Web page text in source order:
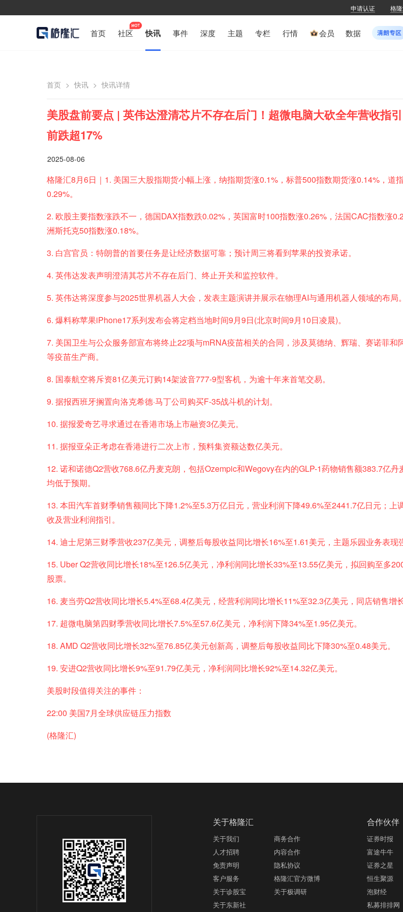
申请认证 格
首页 社区 快讯 事件 深度 主题 专栏 行情 会员 数据
首页 > 快讯 > 快讯详情
美股盘前要点 | 英伟达澄清芯片不存在后门！超微电脑大砍全年营收指
前跌超17%
2025-08-06
格隆汇8月6日｜1. 美国三大股指期货小幅上涨，纳指期货涨0.1%，标普500指数期货涨0.14%，道
0.29%。
2. 欧股主要指数涨跌不一，德国DAX指数跌0.02%，英国富时100指数涨0.26%，法国CAC指数涨
洲斯托克50指数涨0.18%。
3. 白宫官员：特朗普的首要任务是让经济数据可靠；预计周三将看到苹果的投资承诺。
4. 英伟达发表声明澄清其芯片不存在后门、终止开关和监控软件。
5. 英伟达将深度参与2025世界机器人大会，发表主题演讲并展示在物理AI与通用机器人领域的布局。
6. 爆料称苹果iPhone17系列发布会将定档当地时间9月9日(北京时间9月10日凌晨)。
7. 美国卫生与公众服务部宣布将终止22项与mRNA疫苗相关的合同，涉及莫德纳、辉瑞、赛诺菲和
等疫苗生产商。
8. 国泰航空将斥资81亿美元订购14架波音777-9型客机，为逾十年来首笔交易。
9. 据报西班牙搁置向洛克希德·马丁公司购买F-35战斗机的计划。
10. 据报爱奇艺寻求通过在香港市场上市融资3亿美元。
11. 据报亚朵正考虑在香港进行二次上市，预料集资额达数亿美元。
12. 诺和诺德Q2营收768.6亿丹麦克朗，包括Ozempic和Wegovy在内的GLP-1药物销售额383.7亿丹
均低于预期。
13. 本田汽车首财季销售额同比下降1.2%至5.3万亿日元，营业利润下降49.6%至2441.7亿日元；上
收及营业利润指引。
14. 迪士尼第三财季营收237亿美元，调整后每股收益同比增长16%至1.61美元，主题乐园业务表现
15. Uber Q2营收同比增长18%至126.5亿美元，净利润同比增长33%至13.55亿美元，拟回购至多
股票。
16. 麦当劳Q2营收同比增长5.4%至68.4亿美元，经营利润同比增长11%至32.3亿美元，同店销售增长
17. 超微电脑第四财季营收同比增长7.5%至57.6亿美元，净利润下降34%至1.95亿美元。
18. AMD Q2营收同比增长32%至76.85亿美元创新高，调整后每股收益同比下降30%至0.48美元。
19. 安进Q2营收同比增长9%至91.79亿美元，净利润同比增长92%至14.32亿美元。
美股时段值得关注的事件：
22:00 美国7月全球供应链压力指数
(格隆汇)
关于格隆汇
关于我们
商务合作
人才招聘
内容合作
免责声明
隐私协议
客户服务
格隆汇官方微博
关于诊股宝
关于极调研
关于东新社
合作伙伴
证券时报
富途牛牛
证券之星
恒生聚源
泡财经
私募排排网